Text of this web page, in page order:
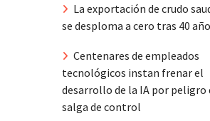
La exportación de crudo
se desploma a cero tras 40
Centenares de empleados
tecnológicos instan frenar el
desarrollo de la IA por peligro
salga de control